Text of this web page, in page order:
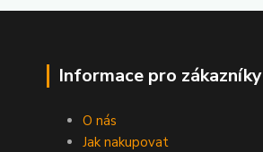
Informace pro zákazníky
O nás
Jak nakupovat